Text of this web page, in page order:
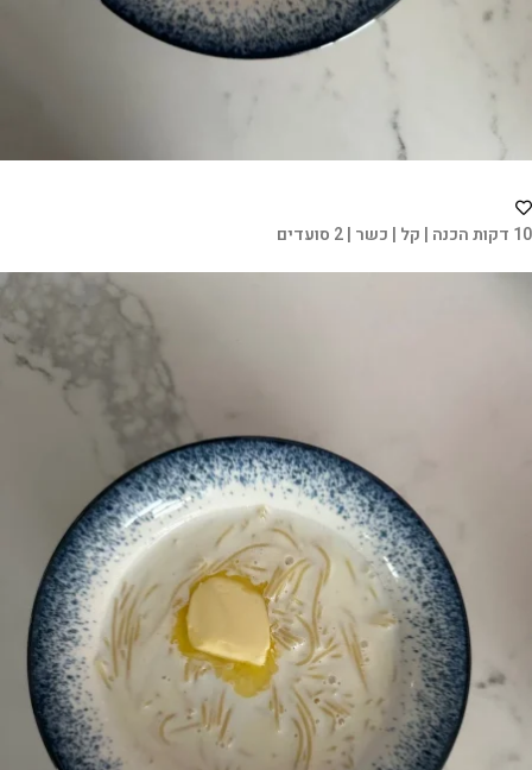
10 דקות הכנה | קל | כשר | 2 סועדים